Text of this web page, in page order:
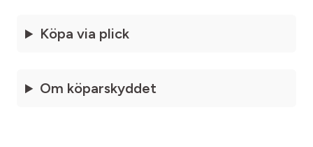
Köpa via plick
Om köparskyddet